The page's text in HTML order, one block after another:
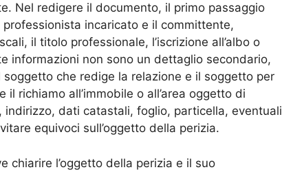
Nel redigere il documento, il primo passaggio
incaricato e il committente,
il titolo professionale, l’iscrizione all’albo o
informazioni non sono un dettaglio secondario,
che redige la relazione e il soggetto per
richiamo all’immobile o all’area oggetto di
dati catastali, foglio, particella, eventuali
equivoci sull’oggetto della perizia.
l’oggetto della perizia e il suo